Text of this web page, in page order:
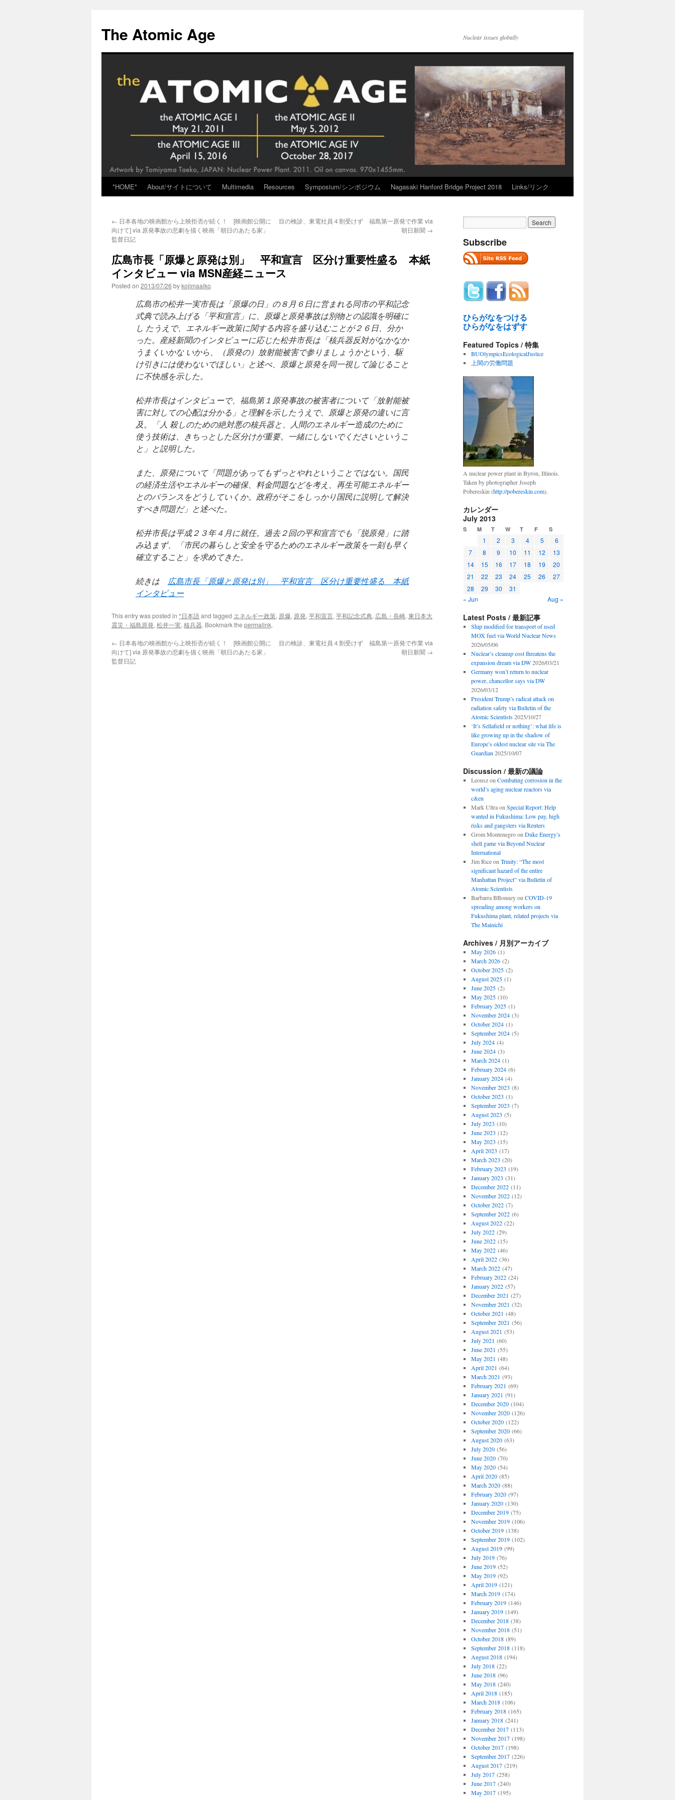
content
The Atomic Age Nuclear issues globally
*HOME* About/サイトについて Multimedia Resources Symposium/シンポジウム Nagasaki Hanford Bridge Project 2018 Links/リンク
← 日本各地の映画館から上映拒否が続く！ [映画館公開に
向けて] via 原発事故の悲劇を描く映画「朝日のあたる家」
監督日記
目の検診、東電社員４割受けず 福島第一原発で作業 via
朝日新聞 →
広島市長「原爆と原発は別」 平和宣言 区分け重要性盛る 本紙
インタビュー via MSN産経ニュース
Posted on 2013/07/26 bykojimaaiko
広島市の松井一実市長は「原爆の日」の８月６日に営まれる同市の平和記念
式典で読み上げる「平和宣言」に、原爆と原発事故は別物との認識を明確に
し たうえで、エネルギー政策に関する内容を盛り込むことが２６日、分か
った。産経新聞のインタビューに応じた松井市長は「核兵器反対がなかなか
うまくいかな いから、（原発の）放射能被害で参りましょうかという、駆
け引きには使わないでほしい」と述べ、原爆と原発を同一視して論じること
に不快感を示した。
松井市長はインタビューで、福島第１原発事故の被害者について「放射能被
害に対しての心配は分かる」と理解を示したうえで、原爆と原発の違いに言
及。「人 殺しのための絶対悪の核兵器と、人間のエネルギー造成のために
使う技術は、きちっとした区分けが重要。一緒にしないでくださいというこ
と」と説明した。
また、原発について「問題があってもずっとやれということではない。国民
の経済生活やエネルギーの確保、料金問題などを考え、再生可能エネルギー
とのバランスをどうしていくか。政府がそこをしっかり国民に説明して解決
すべき問題だ」と述べた。
松井市長は平成２３年４月に就任。過去２回の平和宣言でも「脱原発」に踏
み込まず、「市民の暮らしと安全を守るためのエネルギー政策を一刻も早く
確立すること」を求めてきた。
続きは 広島市長「原爆と原発は別」 平和宣言 区分け重要性盛る 本紙
インタビュー
This entry was posted in *日本語and tagged エネルギー政策, 原爆, 原発, 平和宣言, 平和記念式典, 広島・長崎, 東日本大
震災・福島原発, 松井一実, 核兵器. Bookmark the permalink.
← 日本各地の映画館から上映拒否が続く！ [映画館公開に
向けて] via 原発事故の悲劇を描く映画「朝日のあたる家」
監督日記
目の検診、東電社員４割受けず 福島第一原発で作業 via
朝日新聞 →
Subscribe
ひらがなをつける
ひらがなをはずす
Featured Topics / 特集
BUOlympicsEcologicalJustice
上関の労働問題
A nuclear power plant in Byron, Illinois.
Taken by photographer Joseph
Pobereskin (http://pobereskin.com).
カレンダー
July 2013
S M T W T F S
1 2 3 4 5
6
7
8 9 10 11 12
13
14
15 16 17 18 19
20
21
22 23 24 25 26
27
28
29 30
31
« Jun
Aug »
Latest Posts / 最新記事
Ship modified for transport of used
MOX fuel via World Nuclear News
2026/05/06
Nuclear’s cleanup cost threatens the
expansion dream via DW 2026/03/21
Germany won’t return to nuclear
power, chancellor says via DW
2026/03/12
President Trump’s radical attack on
radiation safety via Bulletin of the
Atomic Scientists 2025/10/27
‘It’s Sellafield or nothing’: what life is
like growing up in the shadow of
Europe’s oldest nuclear site via The
Guardian 2025/10/07
Discussion / 最新の議論
Leonszon Combating corrosion in the
world’s aging nuclear reactors via
c&en
Mark Ultraon Special Report: Help
wanted in Fukushima: Low pay, high
risks and gangsters via Reuters
Grom Montenegroon Duke Energy’s
shell game via Beyond Nuclear
International
Jim Riceon Trinity: “The most
significant hazard of the entire
Manhattan Project” via Bulletin of
Atomic Scientists
Barbarra BBonneyon COVID-19
spreading among workers on
Fukushima plant, related projects via
The Mainichi
Archives / 月別アーカイブ
May 2026(1)
March 2026(2)
October 2025(2)
August 2025(1)
June 2025(2)
May 2025(10)
February 2025(1)
November 2024(3)
October 2024(1)
September 2024(5)
July 2024(4)
June 2024(3)
March 2024(1)
February 2024(6)
January 2024(4)
November 2023 (8)
October 2023 (1)
September 2023 (7)
August 2023 (5)
July 2023 (10)
June 2023 (12)
May 2023 (15)
April 2023 (17)
March 2023 (20)
February 2023 (19)
January 2023 (31)
December 2022(11)
November 2022(12)
October 2022(7)
September 2022(6)
August 2022(22)
July 2022(29)
June 2022(15)
May 2022(46)
April 2022(36)
March 2022(47)
February 2022(24)
January 2022(57)
December 2021 (27)
November 2021 (32)
October 2021 (48)
September 2021 (56)
August 2021 (53)
July 2021 (60)
June 2021 (55)
May 2021 (48)
April 2021 (64)
March 2021 (93)
February 2021 (69)
January 2021 (91)
December 2020(104)
November 2020(126)
October 2020(122)
September 2020(66)
August 2020(63)
July 2020(56)
June 2020(70)
May 2020(54)
April 2020(85)
March 2020(88)
February 2020(97)
January 2020(130)
December 2019(75)
November 2019(106)
October 2019(138)
September 2019(102)
August 2019(99)
July 2019(76)
June 2019(52)
May 2019(92)
April 2019(121)
March 2019(174)
February 2019(146)
January 2019(149)
December 2018(38)
November 2018(51)
October 2018(89)
September 2018(118)
August 2018(194)
July 2018(22)
June 2018(96)
May 2018(240)
April 2018(185)
March 2018(106)
February 2018(165)
January 2018(241)
December 2017(113)
November 2017(198)
October 2017(198)
September 2017(226)
August 2017(219)
July 2017(258)
June 2017(240)
May 2017(195)